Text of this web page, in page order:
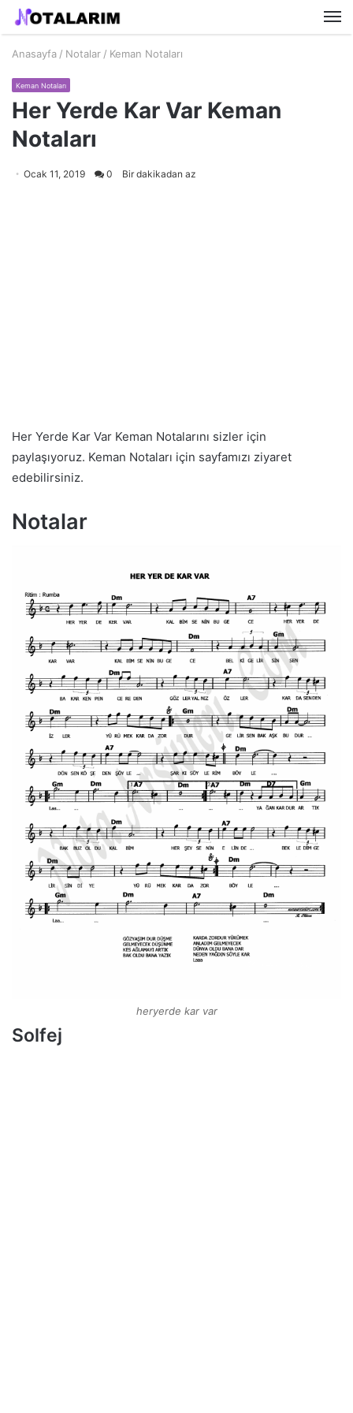
Anasayfa / Notalar / Keman Notaları
Keman Notaları
Her Yerde Kar Var Keman
Notaları
Ocak 11, 2019 0 Bir dakikadan az
Her Yerde Kar Var Keman Notalarını sizler için
paylaşıyoruz. Keman Notaları için sayfamızı ziyaret
edebilirsiniz.
Notalar
heryerde kar var
Solfej